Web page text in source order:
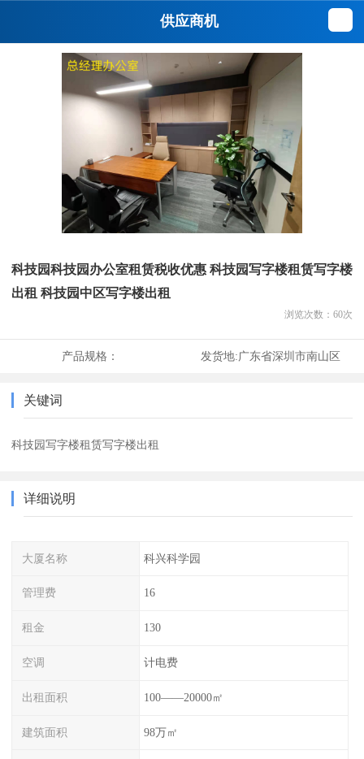
供应商机
科技园科技园办公室租赁税收优惠 科技园写字楼租赁写字楼
出租 科技园中区写字楼出租
浏览次数： 60次
产品规格： 发货地:广东省深圳市南山区
关键词
科技园写字楼租赁写字楼出租
详细说明
大厦名称 科兴科学园
管理费 16
租金 130
空调 计电费
出租面积 100——20000㎡
建筑面积 98万㎡